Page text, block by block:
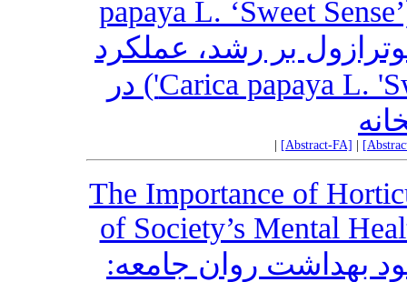
papaya L. ‘Sweet
بر رشد، عملکرد
و کیفیت میوه پاپایا (Carica papaya L. 'Sweet Sense') در
[Abstract-FA]
The Importance of
of Society’s Mental
بهداشت روان جامعه: